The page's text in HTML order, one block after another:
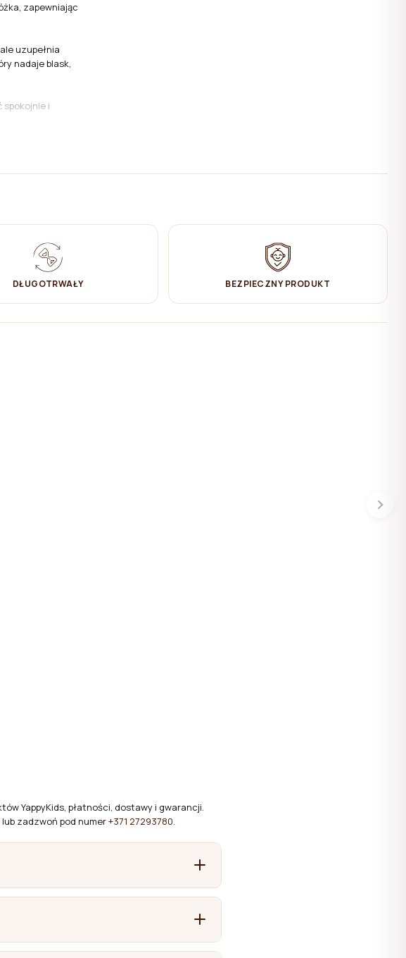
zapewniając
uzupełnia
nadaje blask,
i
DŁUGOTRWAŁY BEZPIECZNY PRODUKT
YappyKids, płatności, dostawy i gwarancji.
lub zadzwoń pod numer+371 27293780.
drewna — sosnowego, brzozowego,